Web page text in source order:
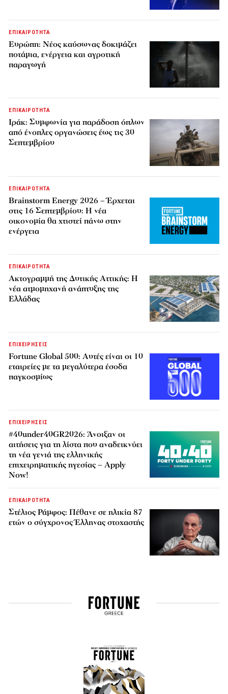
ΕΠΙΚΑΙΡΟΤΗΤΑ
Ευρώπη: Νέος καύσωνας δοκιμάζει
ποτάμια, ενέργεια και αγροτική
παραγωγή
ΕΠΙΚΑΙΡΟΤΗΤΑ
Ιράκ: Συμφωνία για παράδοση όπλων
από ένοπλες οργανώσεις έως τις 30
Σεπτεμβρίου
ΕΠΙΚΑΙΡΟΤΗΤΑ
Brainstorm Energy 2026 – Έρχεται
στις 16 Σεπτεμβρίου: Η νέα
οικονομία θα χτιστεί πάνω στην
ενέργεια
ΕΠΙΚΑΙΡΟΤΗΤΑ
Ακτογραμμή της Δυτικής Αττικής: Η
νέα ατμομηχανή ανάπτυξης της
Ελλάδας
ΕΠΙΧΕΙΡΗΣΕΙΣ
Fortune Global 500: Αυτές είναι οι 10
εταιρείες με τα μεγαλύτερα έσοδα
παγκοσμίως
ΕΠΙΧΕΙΡΗΣΕΙΣ
#40under40GR2026: Άνοιξαν οι
αιτήσεις για τη λίστα που αναδεικνύει
τη νέα γενιά της ελληνικής
επιχειρηματικής ηγεσίας – Apply
Now!
ΕΠΙΚΑΙΡΟΤΗΤΑ
Στέλιος Ράμφος: Πέθανε σε ηλικία 87
ετών ο σύγχρονος Έλληνας στοχαστής